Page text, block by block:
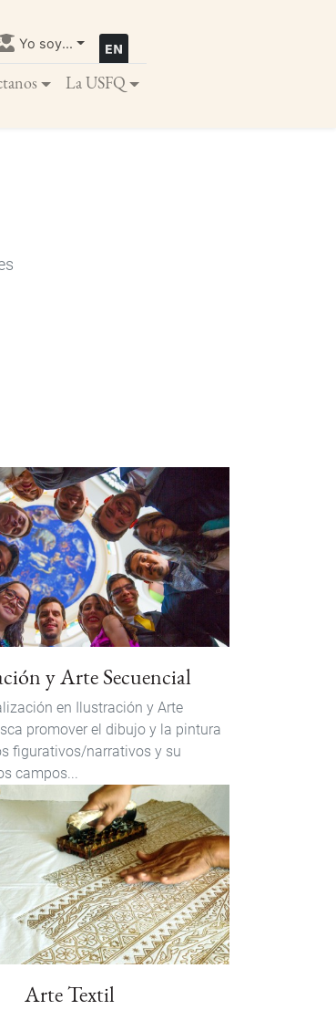
Yo soy...
La USFQ
y Arte Secuencial
en Ilustración y Arte
promover el dibujo y la pintura
figurativos/narrativos y su
campos...
Arte Textil